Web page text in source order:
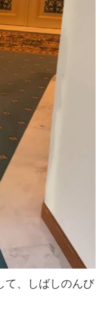
て、しばしのんび